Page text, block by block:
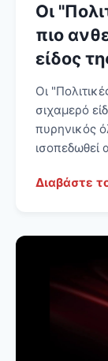
Οι
πιο
είδος
Οι
σιχαμερό
πυρηνικός
ισοπεδωθεί
Διαβάστε